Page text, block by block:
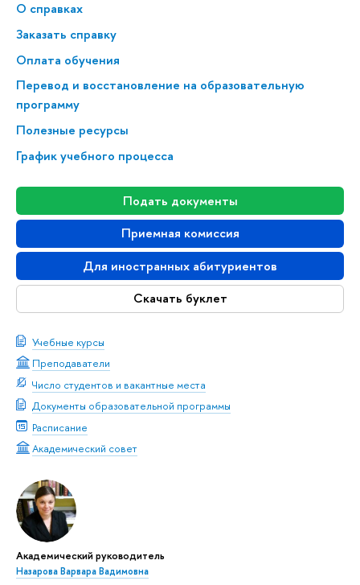
О справках
Заказать справку
Оплата обучения
Перевод и восстановление на образовательную
программу
Полезные ресурсы
График учебного процесса
Подать документы
Приемная комиссия
Для иностранных абитуриентов
Скачать буклет
Учебные курсы
Преподаватели
Число студентов и вакантные места
Документы образовательной программы
Расписание
Академический совет
Академический руководитель
Назарова Варвара Вадимовна